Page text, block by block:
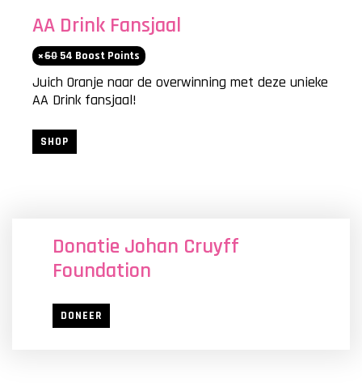
AA Drink Fansjaal
60 54 Boost Points
Juich Oranje naar de overwinning met deze unieke
AA Drink fansjaal!
SHOP
Donatie Johan Cruyff
Foundation
DONEER